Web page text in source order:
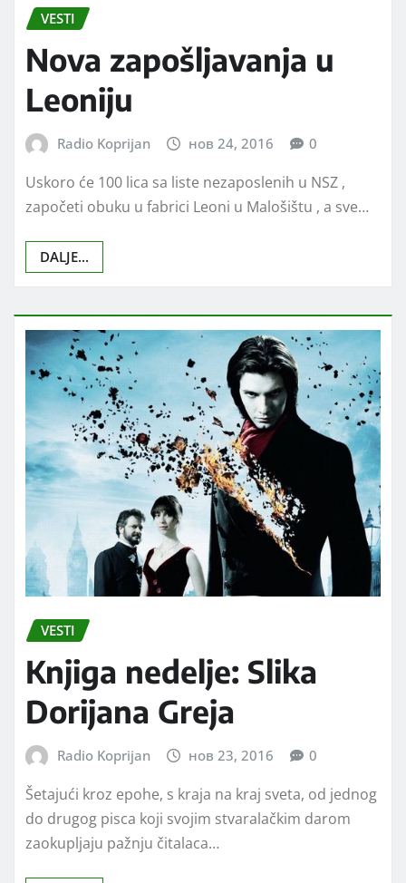
VESTI
Nova zapošljavanja u
Leoniju
Radio Koprijan нов 24, 2016 0
Uskoro će 100 lica sa liste nezaposlenih u NSZ ,
započeti obuku u fabrici Leoni u Malošištu , a sve…
DALJE...
VESTI
Knjiga nedelje: Slika
Dorijana Greja
Radio Koprijan нов 23, 2016 0
Šetajući kroz epohe, s kraja na kraj sveta, od jednog
do drugog pisca koji svojim stvaralačkim darom
zaokupljaju pažnju čitalaca…